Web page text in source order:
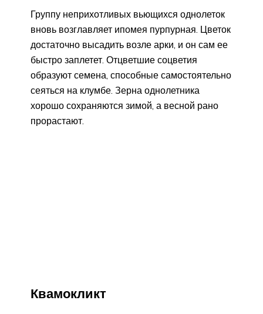
Группу неприхотливых вьющихся однолеток
вновь возглавляет ипомея пурпурная. Цветок
достаточно высадить возле арки, и он сам ее
быстро заплетет. Отцветшие соцветия
образуют семена, способные самостоятельно
сеяться на клумбе. Зерна однолетника
хорошо сохраняются зимой, а весной рано
прорастают.
Квамокликт